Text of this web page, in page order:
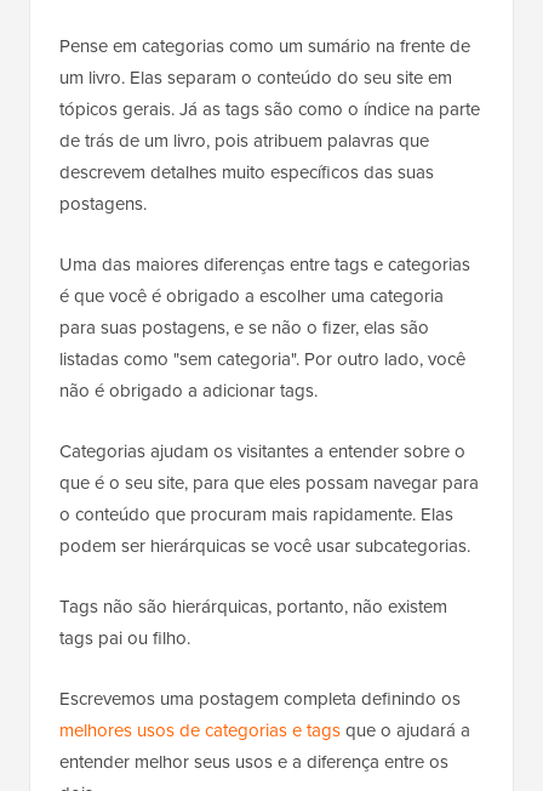
Pense em categorias como um sumário na frente de
um livro. Elas separam o conteúdo do seu site em
tópicos gerais. Já as tags são como o índice na parte
de trás de um livro, pois atribuem palavras que
descrevem detalhes muito específicos das suas
postagens.
Uma das maiores diferenças entre tags e categorias
é que você é obrigado a escolher uma categoria
para suas postagens, e se não o fizer, elas são
listadas como "sem categoria". Por outro lado, você
não é obrigado a adicionar tags.
Categorias ajudam os visitantes a entender sobre o
que é o seu site, para que eles possam navegar para
o conteúdo que procuram mais rapidamente. Elas
podem ser hierárquicas se você usar subcategorias.
Tags não são hierárquicas, portanto, não existem
tags pai ou filho.
Escrevemos uma postagem completa definindo os
melhores usos de categorias e tagsque o ajudará a
entender melhor seus usos e a diferença entre os